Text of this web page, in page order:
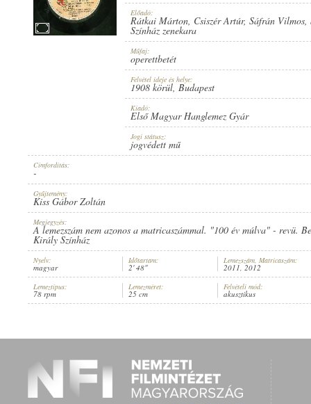
INTERPRET:RÁTKAI MÁRTON CSISZÉR ARTÚR SÁFRÁN VILMOS,SIMAI ISTVÁN
ELSŐ MAGYAR HANGLEMEZ GYÁR
Előadó:
Rátkai Márton, Csiszér Artúr, Sáfrán Vilmos,
Színház zenekara
Műfaj:
operettbetét
Felvétel ideje és helye:
1908 körül, Budapest
Kiadó:
Első Magyar Hanglemez Gyár
Jogi státusz:
jogvédett mű
Címfordítás:
-
Gyűjtemény:
Kiss Gábor Zoltán
Megjegyzés:
A lemezszám nem azonos a matricaszámmal. "100 év múlva" - revü.
Király Színház
Nyelv:
magyar
Időtartam:
2' 48"
Lemezszám, Matricaszám:
2011, 2012
Lemeztípus:
78 rpm
Lemezméret:
25 cm
Felvételi mód:
akusztikus